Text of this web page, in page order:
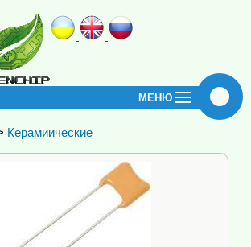
МЕНЮ
Керамиические